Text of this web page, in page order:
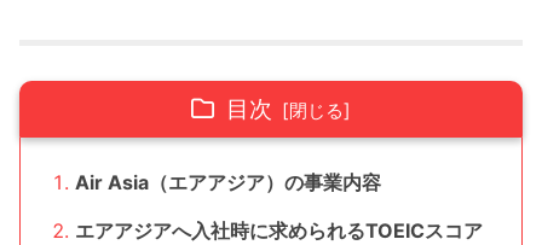
目次
Air Asia（エアアジア）の事業内容
エアアジアへ入社時に求められるTOEICスコア